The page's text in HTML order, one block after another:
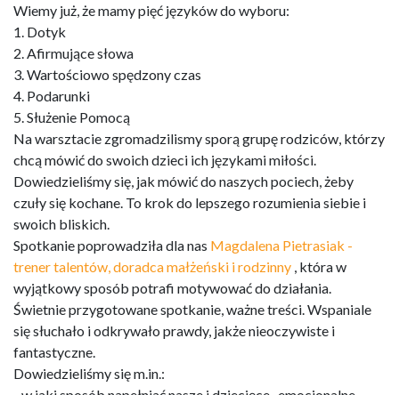
Wiemy już, że mamy pięć języków do wyboru:
1. Dotyk
2. Afirmujące słowa
3. Wartościowo spędzony czas
4. Podarunki
5. Służenie Pomocą
Na warsztacie zgromadzilismy sporą grupę rodziców, którzy
chcą mówić do swoich dzieci ich językami miłości.
Dowiedzieliśmy się, jak mówić do naszych pociech, żeby
czuły się kochane. To krok do lepszego rozumienia siebie i
swoich bliskich.
Spotkanie poprowadziła dla nas Magdalena Pietrasiak -
trener talentów, doradca małżeński i rodzinny , która w
wyjątkowy sposób potrafi motywować do działania.
Świetnie przygotowane spotkanie, ważne treści. Wspaniale
się słuchało i odkrywało prawdy, jakże nieoczywiste i
fantastyczne.
Dowiedzieliśmy się m.in.: